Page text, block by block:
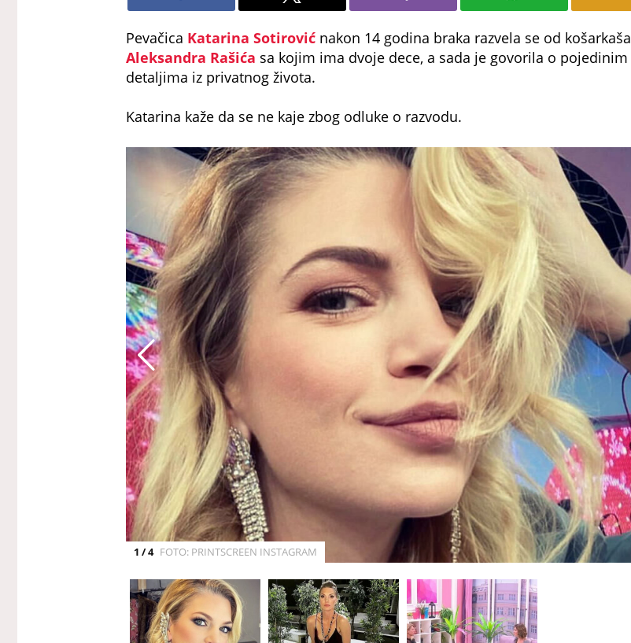
Pevačica Katarina Sotirovićnakon 14 godina braka razvela se od košarkaša
Aleksandra Rašića sa kojim ima dvoje dece, a sada je govorila o pojedinim
detaljima iz privatnog života.
Katarina kaže da se ne kaje zbog odluke o razvodu.
1 / 4 FOTO: PRINTSCREEN INSTAGRAM